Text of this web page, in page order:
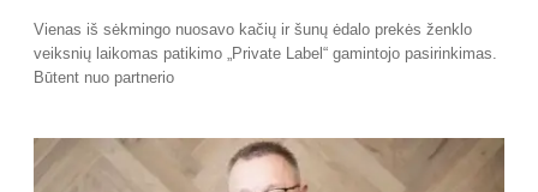
Vienas iš sėkmingo nuosavo kačių ir šunų ėdalo prekės ženklo
veiksnių laikomas patikimo „Private Label“ gamintojo pasirinkimas.
Būtent nuo partnerio